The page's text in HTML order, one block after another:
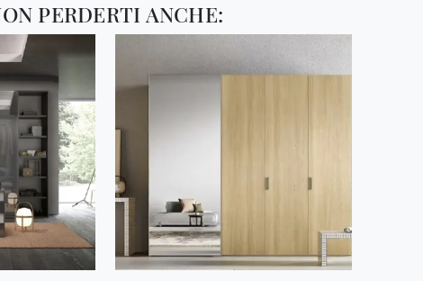
PERDERTI ANCHE: